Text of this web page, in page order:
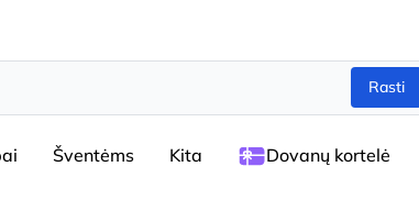
Rasti
Šventėms Kita Dovanų kortelė